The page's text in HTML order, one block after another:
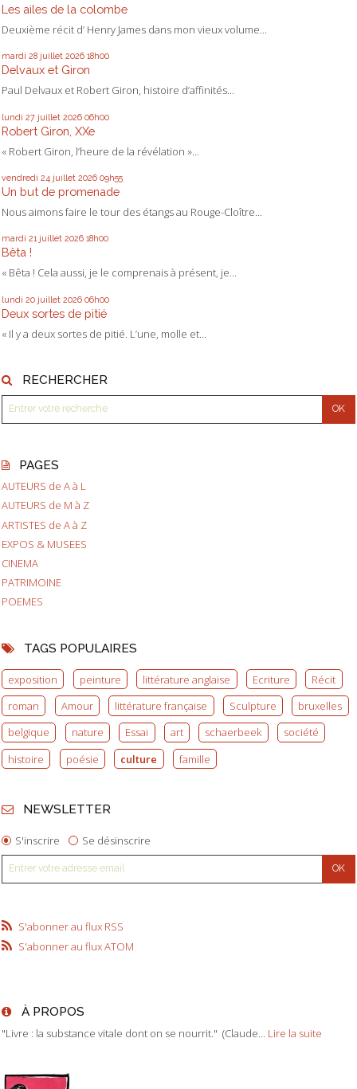
Les ailes de la colombe
Deuxième récit d’ Henry James dans mon vieux volume...
mardi 28 juillet 2026 18h00
Delvaux et Giron
Paul Delvaux et Robert Giron, histoire d’affinités...
lundi 27 juillet 2026 06h00
Robert Giron, XXe
« Robert Giron, l’heure de la révélation »...
vendredi 24 juillet 2026 09h55
Un but de promenade
Nous aimons faire le tour des étangs au Rouge-Cloître...
mardi 21 juillet 2026 18h00
Bêta !
« Bêta ! Cela aussi, je le comprenais à présent, je...
lundi 20 juillet 2026 06h00
Deux sortes de pitié
« Il y a deux sortes de pitié. L’une, molle et...
RECHERCHER
PAGES
AUTEURS de A à L
AUTEURS de M à Z
ARTISTES de A à Z
EXPOS & MUSEES
CINEMA
PATRIMOINE
POEMES
TAGS POPULAIRES
exposition peinture littérature anglaise Ecriture
Récit
roman
Amour littérature française Sculpture
bruxelles
belgique
nature Essai art schaerbeek
société
histoire
poésie culture famille
NEWSLETTER
S'inscrire Se désinscrire
S'abonner au flux RSS
S'abonner au flux ATOM
À PROPOS
"Livre : la substance vitale dont on se nourrit." (Claude... Lire la suite